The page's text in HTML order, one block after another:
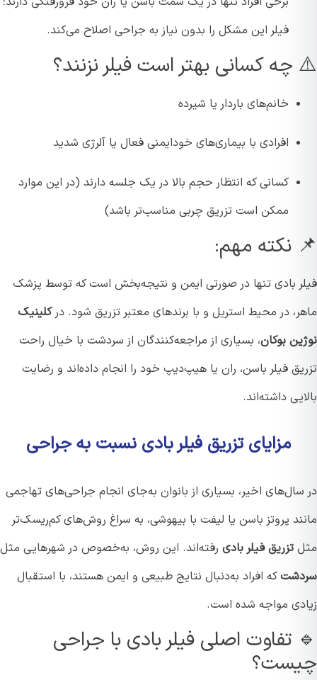
فیلر این مشکل را بدون نیاز به جراحی اصلاح می‌کند.
کسانی بهتر است فیلر نزنند؟
خانم‌های باردار یا شیرده
افرادی با بیماری‌های خودایمنی فعال یا آلرژی شدید
کسانی که انتظار حجم بالا در یک جلسه دارند (در این موارد
ممکن است تزریق چربی مناسب‌تر باشد)
نکته مهم:
بادی تنها در صورتی ایمن و نتیجه‌بخش است که توسط پزشک
در محیط استریل و با برندهای معتبر تزریق شود. در کلینیک
بوکان، بسیاری از مراجعه‌کنندگان از سردشت با خیال راحت
فیلر باسن، ران یا هیپ‌دیپ خود را انجام داده‌اند و رضایت
داشته‌اند.
مزایای تزریق فیلر بادی نسبت به جراحی
اخیر، بسیاری از بانوان به‌جای انجام جراحی‌های تهاجمی
پروتز باسن یا لیفت با بیهوشی، به سراغ روش‌های کم‌ریسک‌تر
تزریق فیلر بادیرفته‌اند. این روش، به‌خصوص در شهرهایی مثل
که افراد به‌دنبال نتایج طبیعی و ایمن هستند، با استقبال
مواجه شده است.
تفاوت اصلی فیلر بادی با جراحی